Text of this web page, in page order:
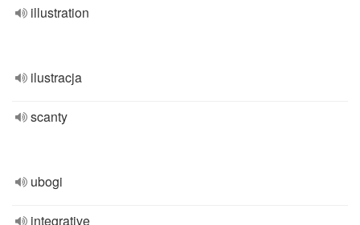
illustration
ilustracja
scanty
ubogi
integrative